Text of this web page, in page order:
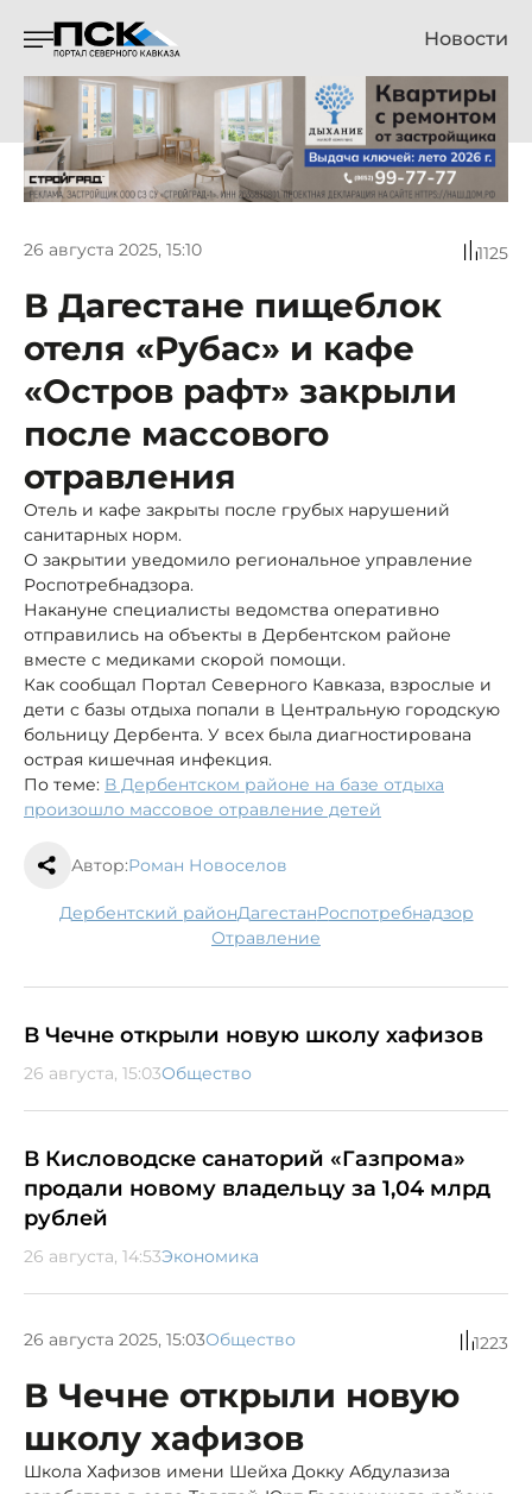
Новости
26 августа 2025, 15:10 1125
В Дагестане пищеблок
отеля «Рубас» и кафе
«Остров рафт» закрыли
после массового
отравления
Отель и кафе закрыты после грубых нарушений
санитарных норм.
О закрытии уведомило региональное управление
Роспотребнадзора.
Накануне специалисты ведомства оперативно
отправились на объекты в Дербентском районе
вместе с медиками скорой помощи.
Как сообщал Портал Северного Кавказа, взрослые и
дети с базы отдыха попали в Центральную городскую
больницу Дербента. У всех была диагностирована
острая кишечная инфекция.
По теме: В Дербентском районе на базе отдыха
произошло массовое отравление детей
Автор:Роман Новоселов
Дербентский район Дагестан Роспотребнадзор
отравление
В Чечне открыли новую школу хафизов
26 августа, 15:03Общество
В Кисловодске санаторий «Газпрома»
продали новому владельцу за 1,04 млрд
рублей
26 августа, 14:53Экономика
26 августа 2025, 15:03Общество 1223
В Чечне открыли новую
школу хафизов
Школа Хафизов имени Шейха Докку Абдулазиза